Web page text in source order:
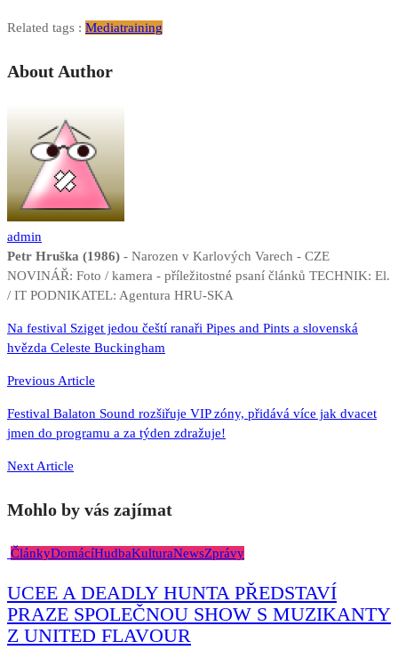
Related tags : Mediatraining
About Author
admin
Petr Hruška (1986) - Narozen v Karlových Varech - CZE
NOVINÁŘ: Foto / kamera - příležitostné psaní článků TECHNIK: El.
/ IT PODNIKATEL: Agentura HRU-SKA
Navigace
pro
příspěvek
Na festival Sziget jedou čeští ranaři Pipes and Pints a slovenská
hvězda Celeste Buckingham
Previous Article
Festival Balaton Sound rozšiřuje VIP zóny, přidává více jak dvacet
jmen do programu a za týden zdražuje!
Next Article
Mohlo by vás zajímat
ČlánkyDomácíHudbaKulturaNewsZprávy
UCEE A DEADLY HUNTA PŘEDSTAVÍ
PRAZE SPOLEČNOU SHOW S MUZIKANTY
Z UNITED FLAVOUR